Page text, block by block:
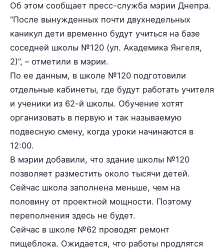
Об этом сообщает пресс-служба мэрии Днепра.
“После вынужденных почти двухнедельных
каникул дети временно будут учиться на базе
соседней школы №120 (ул. Академика Янгеля,
2)”, – отметили в мэрии.
По ее данным, в школе №120 подготовили
отдельные кабинеты, где будут работать учителя
и ученики из 62-й школы. Обучение хотят
организовать в первую и так называемую
подвесную смену, когда уроки начинаются в
12:00.
В мэрии добавили, что здание школы №120
позволяет разместить около тысячи детей.
Сейчас школа заполнена меньше, чем на
половину от проектной мощности. Поэтому
переполнения здесь не будет.
Сейчас в школе №62 проводят ремонт
пищеблока. Ожидается, что работы продлятся